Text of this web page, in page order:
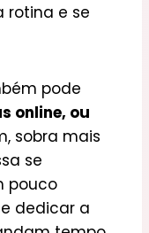
rotina e se
pode
online, ou
sobra mais
se
pouco
dedicar a